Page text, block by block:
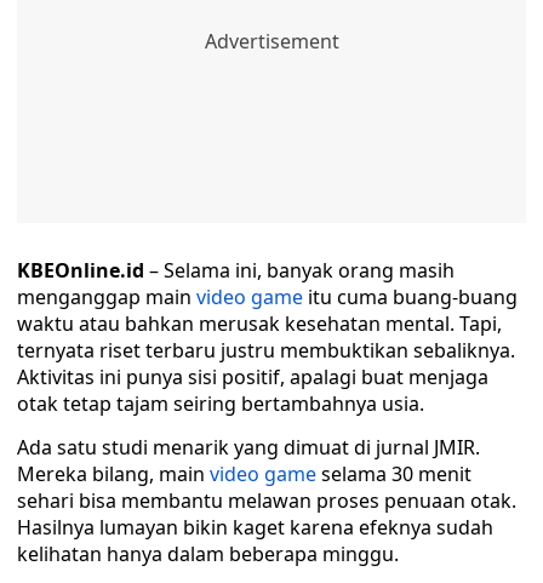
KBEOnline.id – Selama ini, banyak orang masih
menganggap main video game itu cuma buang-buang
waktu atau bahkan merusak kesehatan mental. Tapi,
ternyata riset terbaru justru membuktikan sebaliknya.
Aktivitas ini punya sisi positif, apalagi buat menjaga
otak tetap tajam seiring bertambahnya usia.
Ada satu studi menarik yang dimuat di jurnal JMIR.
Mereka bilang, main video gameselama 30 menit
sehari bisa membantu melawan proses penuaan otak.
Hasilnya lumayan bikin kaget karena efeknya sudah
kelihatan hanya dalam beberapa minggu.